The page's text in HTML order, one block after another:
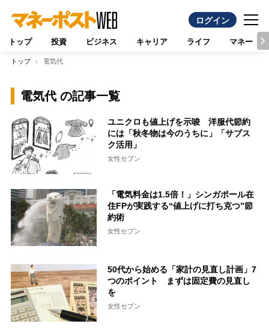
ログイン
トップ 投資 ビジネス キャリア ライフ マネー
トップ 電気代
電気代 の記事一覧
ユニクロも値上げを示唆 洋服代節約
には「秋冬物は今のうちに」「サブス
ク活用」
女性セブン
「電気料金は1.5倍！」シンガポール在
住FPが実践する“値上げに打ち克つ”節
約術
女性セブン
50代から始める「家計の見直し計画」7
つのポイント まずは固定費の見直し
を
女性セブン